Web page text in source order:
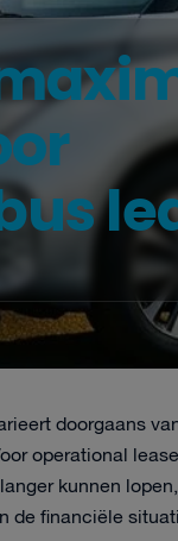
doorgaans
operational
kunnen
de financiële